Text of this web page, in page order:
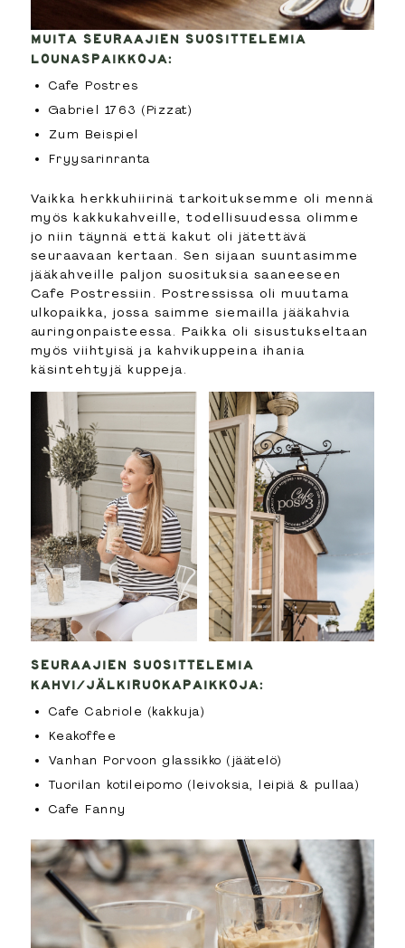
MUITA SEURAAJIEN SUOSITTELEMIA
LOUNASPAIKKOJA:
Cafe Postres
Gabriel 1763 (Pizzat)
Zum Beispiel
Fryysarinranta
Vaikka herkkuhiirinä tarkoituksemme oli mennä
myös kakkukahveille, todellisuudessa olimme
jo niin täynnä että kakut oli jätettävä
seuraavaan kertaan. Sen sijaan suuntasimme
jääkahveille paljon suosituksia saaneeseen
Cafe Postressiin. Postressissa oli muutama
ulkopaikka, jossa saimme siemailla jääkahvia
auringonpaisteessa. Paikka oli sisustukseltaan
myös viihtyisä ja kahvikuppeina ihania
käsintehtyjä kuppeja.
SEURAAJIEN SUOSITTELEMIA
KAHVI/JÄLKIRUOKAPAIKKOJA:
Cafe Cabriole (kakkuja)
Keakoffee
Vanhan Porvoon glassikko (jäätelö)
Tuorilan kotileipomo (leivoksia, leipiä & pullaa)
Cafe Fanny